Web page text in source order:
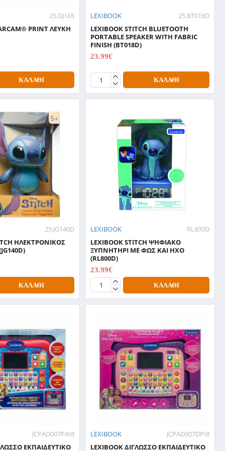
25.DJ165
PRINT ΛΕΥΚΗ
ΚΑΛΆΘΙ
LEXIBOOK
25.BT018D
LEXIBOOK STITCH BLUETOOTH
PORTABLE SPEAKER WITH FABRIC
FINISH (BT018D)
23.99€
ΚΑΛΆΘΙ
25.JG140D
ΗΛΕΚΤΡΟΝΙΚΟΣ
ΚΑΛΆΘΙ
ΆΜΕΣΑ ΔΙΑΘΈΣΙΜΟ
LEXIBOOK
RL800D
LEXIBOOK STITCH ΨΗΦΙΑΚΟ
ΞΥΠΝΗΤΗΡΙ ΜΕ ΦΩΣ ΚΑΙ ΗΧΟ
(RL800D)
23.99€
ΚΑΛΆΘΙ
JCPAD007PAI8
ΕΚΠΑΙΔΕΥΤΙΚΟ
LEXIBOOK
JCPAD007DPI8
LEXIBOOK ΔΙΓΛΩΣΣΟ ΕΚΠΑΙΔΕΥΤΙΚΟ